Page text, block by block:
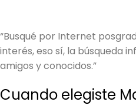
“Busqué por Internet
interés, eso sí, la búsqueda
amigos y conocidos.”
Cuando elegiste